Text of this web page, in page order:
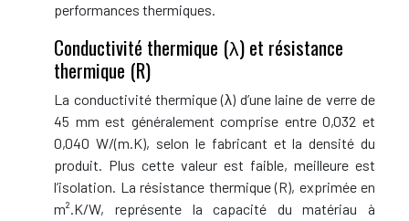
performances thermiques.
Conductivité thermique (λ) et résistance
thermique (R)
La conductivité thermique (λ) d’une laine de verre de
45 mm est généralement comprise entre 0,032 et
0,040 W/(m.K), selon le fabricant et la densité du
produit. Plus cette valeur est faible, meilleure est
l’isolation. La résistance thermique (R), exprimée en
m².K/W, représente la capacité du matériau à